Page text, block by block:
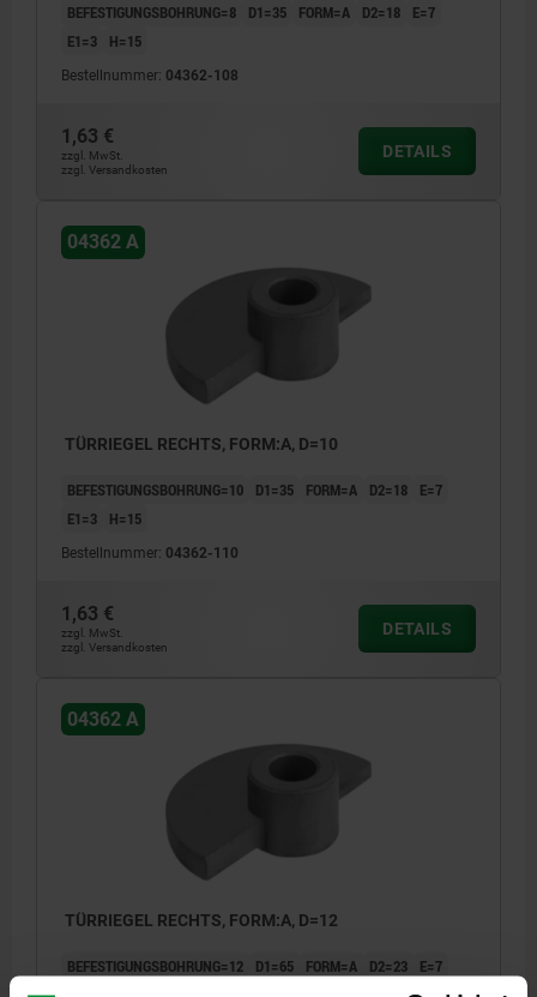
BEFESTIGUNGSBOHRUNG=8 D1=35 FORM=A D2=18
E=7
E1=3
H=15
Bestellnummer: 04362-108
1,63 €
zzgl. MwSt.
zzgl. Versandkosten
DETAILS
04362 A
TÜRRIEGEL RECHTS, FORM:A, D=10
BEFESTIGUNGSBOHRUNG=10 D1=35 FORM=A D2=18
E=7
E1=3
H=15
Bestellnummer: 04362-110
1,63 €
zzgl. MwSt.
zzgl. Versandkosten
DETAILS
04362 A
TÜRRIEGEL RECHTS, FORM:A, D=12
BEFESTIGUNGSBOHRUNG=12 D1=65 FORM=A D2=23
E=7